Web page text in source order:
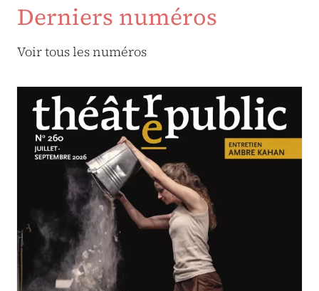
Derniers numéros
Voir tous les numéros